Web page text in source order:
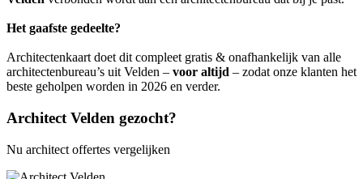
Het gaafste gedeelte?
Architectenkaart doet dit compleet gratis & onafhankelijk van alle
architectenbureau’s uit Velden – voor altijd – zodat onze klanten het
beste geholpen worden in 2026 en verder.
Architect Velden gezocht?
Nu architect offertes vergelijken